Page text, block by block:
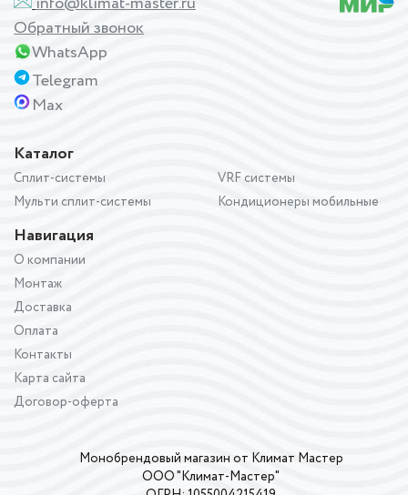
Каталог
Сплит-системы
Мульти сплит-системы
VRF системы
Кондиционеры мобильные
Навигация
О компании
Монтаж
Доставка
Оплата
Контакты
Карта сайта
Договор-оферта
Обратный звонок
WhatsApp
Telegram
Max
Монобрендовый магазин от Климат Мастер
ООО "Климат-Мастер"